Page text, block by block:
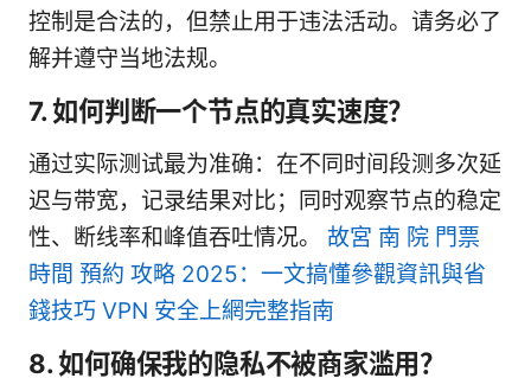
控制是合法的，但禁止用于违法活动。请务必了
解并遵守当地法规。
7. 如何判断一个节点的真实速度？
通过实际测试最为准确：在不同时间段测多次延
迟与带宽，记录结果对比；同时观察节点的稳定
性、断线率和峰值吞吐情况。 故宮 南 院 門票
時間 預約 攻略 2025：一文搞懂參觀資訊與省
錢技巧 VPN 安全上網完整指南
8. 如何确保我的隐私不被商家滥用？